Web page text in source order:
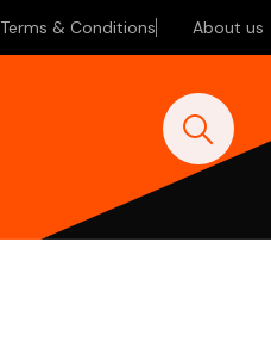
Terms & Conditions About us